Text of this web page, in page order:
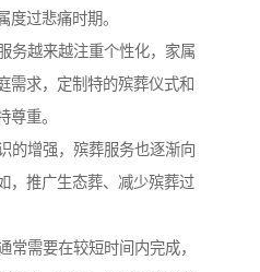
度过悲痛时期。
务越来越注重个性化，家属
需求，定制特的殡葬仪式和
尊重。
的增强，殡葬服务也逐渐向
，推广生态葬、减少殡葬过
常需要在较短时间内完成，